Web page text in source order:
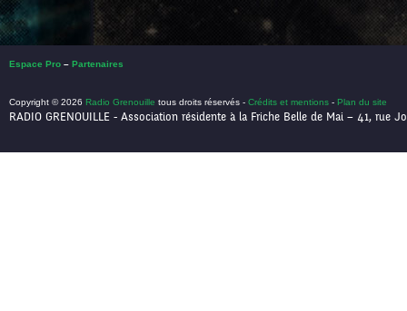
Espace Pro – Partenaires
Copyright © 2026 Radio Grenouille tous droits réservés - Crédits et mentions - Plan du site
RADIO GRENOUILLE - Association résidente à la Friche Belle de Mai – 41, rue